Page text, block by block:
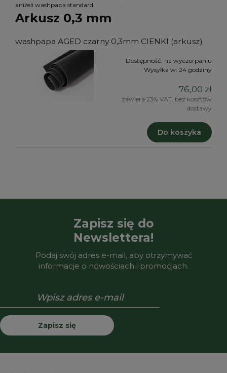
aniżeli washpapa standard.
Arkusz 0,3 mm
washpapa AGED czarny 0,3mm CIENKI (arkusz)
Dostępność: na wyczerpaniu
Wysyłka w: 24 godziny
76,00 zł
zawiera 23% VAT, bez kosztów
dostawy
Do koszyka
Zapisz się do
Newslettera!
Podaj swój adres e-mail, aby otrzymywać
informacje o nowościach i promocjach.
Zapisz się